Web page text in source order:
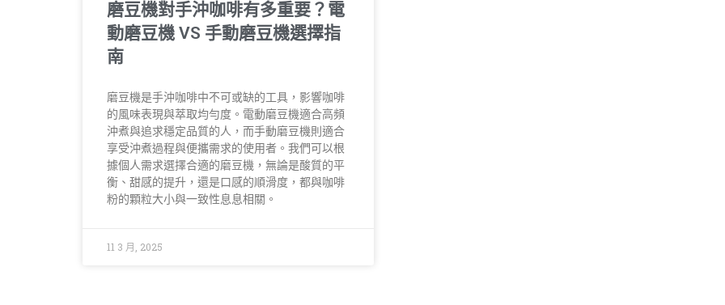
磨豆機對手沖咖啡有多重要？電
動磨豆機 VS 手動磨豆機選擇指
南
磨豆機是手沖咖啡中不可或缺的工具，影響咖啡
的風味表現與萃取均勻度。電動磨豆機適合高頻
沖煮與追求穩定品質的人，而手動磨豆機則適合
享受沖煮過程與便攜需求的使用者。我們可以根
據個人需求選擇合適的磨豆機，無論是酸質的平
衡、甜感的提升，還是口感的順滑度，都與咖啡
粉的顆粒大小與一致性息息相關。
11 3 月, 2025